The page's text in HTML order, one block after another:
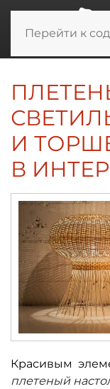
Перейти к
И
В
Красивым
плетеный